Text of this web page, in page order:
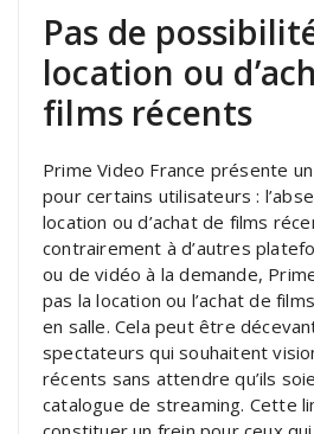
Pas de
location ou
films récents
Prime Video France présente
pour certains utilisateurs :
location ou d’achat de films
contrairement à d’autres
ou de vidéo à la demande,
pas la location ou l’achat de
en salle. Cela peut être
spectateurs qui souhaitent
récents sans attendre qu’ils
catalogue de streaming. Cette